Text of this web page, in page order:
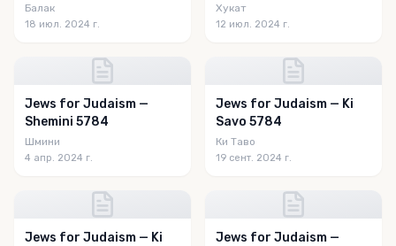
Балак
18 июл. 2024 г.
Хукат
12 июл. 2024 г.
Jews for Judaism —
Shemini 5784
Шмини
4 апр. 2024 г.
Jews for Judaism — Ki
Savo 5784
Ки Таво
19 сент. 2024 г.
Jews for Judaism — Ki
Jews for Judaism —